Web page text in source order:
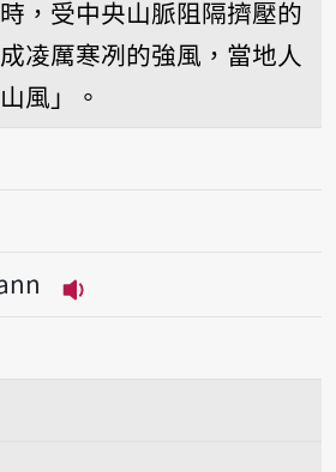
，受中央山脈阻隔擠壓的
凌厲寒冽的強風，當地人
風」。
播放音讀pang-suann